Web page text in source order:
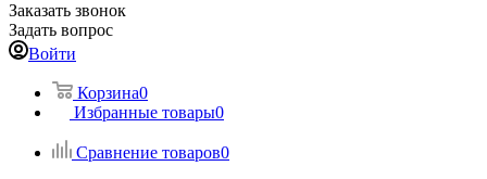
Заказать звонок
Задать вопрос
Войти
Корзина0
Избранные товары0
Сравнение товаров0